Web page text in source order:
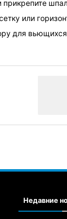
или
для
Недавние